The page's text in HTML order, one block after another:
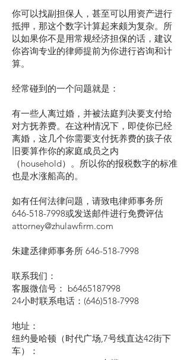
你可以找副担保人，甚至可以用资产进行
抵押，那这个数字计算起来颇为复杂。所
以如果你不是用常规经济担保的话，建议
你咨询专业的律师提前为你进行咨询和计
算。
经常碰到的一个问题就是：
有一些人离过婚，并被法庭判决要支付给
对方抚养费。在这种情况下，即使你已经
离婚，这几个你需要支付抚养费的孩子依
旧要算作你的家庭成员之内
（household）。所以你的报税数字的标准
也是水涨船高的。
如有任何法律问题，请致电律师事务所
646-518-7998或发送邮件进行免费评估
attorney@zhulawfirm.com
朱建丞律师事务所 646-518-7998
联系我们：
客服微信号： b6465187998
24小时联系电话：(646)518-7998
地址：
纽约曼哈顿（时代广场,7号线直达42街下
车）：